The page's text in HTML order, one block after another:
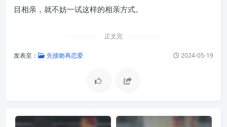
目相亲，就不妨一试这样的相亲方式。
正文完
发表至： 先接吻再恋爱 2024-05-19